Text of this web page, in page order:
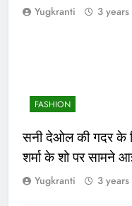
Yugkranti 3
FASHION
सनी देओल की गदर के
शर्मा के शो पर सामने
Yugkranti 3